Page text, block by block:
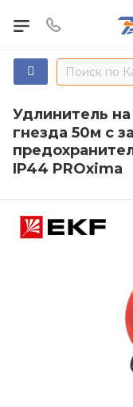
Удлинитель
гнезда 50м с
IP44 PROxima